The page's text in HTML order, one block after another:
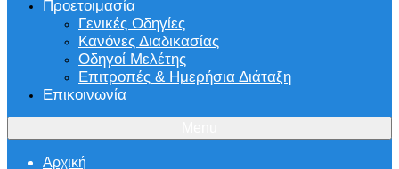
Προετοιμασία
Γενικές Οδηγίες
Κανόνες Διαδικασίας
Οδηγοί Μελέτης
Επιτροπές & Ημερήσια Διάταξη
Επικοινωνία
Αρχική